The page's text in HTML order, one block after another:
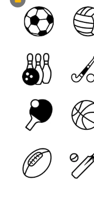
Premium